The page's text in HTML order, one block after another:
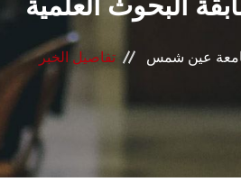
المراكز والوحدات
الأنظمة الذكية
الإعلام
تواصل معنا
عين شمس تفاصيل الخبر